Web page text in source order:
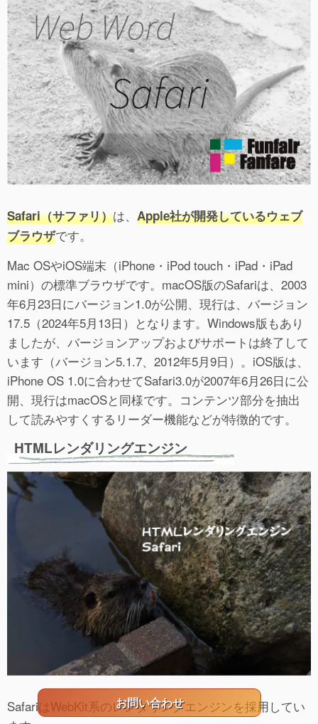
Safari（サファリ）は、 Apple社が開発しているウェブ
ブラウザです。
Mac OSやiOS端末（iPhone・iPod touch・iPad・iPad
mini）の標準ブラウザです。macOS版のSafariは、2003
年6月23日にバージョン1.0が公開、現行は、バージョン
17.5（2024年5月13日）となります。Windows版もあり
ましたが、バージョンアップおよびサポートは終了して
います（バージョン5.1.7、2012年5月9日）。iOS版は、
iPhone OS 1.0に合わせてSafari3.0が2007年6月26日に公
開、現行はmacOSと同様です。コンテンツ部分を抽出
して読みやすくするリーダー機能などが特徴的です。
HTMLレンダリングエンジン
SafariはWebKit系のレンダリングエンジンを採用してい
お問い合わせ